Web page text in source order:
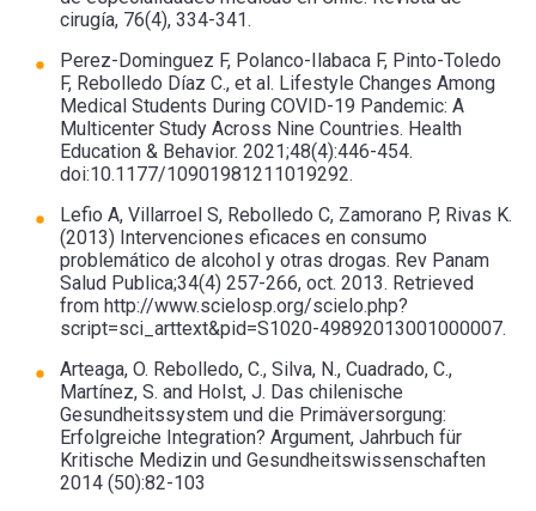
cirugía, 76(4), 334-341.
Perez-Dominguez F, Polanco-Ilabaca F, Pinto-Toledo
F, Rebolledo Díaz C., et al. Lifestyle Changes Among
Medical Students During COVID-19 Pandemic: A
Multicenter Study Across Nine Countries. Health
Education & Behavior. 2021;48(4):446-454.
doi:10.1177/10901981211019292.
Lefio A, Villarroel S, Rebolledo C, Zamorano P, Rivas K.
(2013) Intervenciones eficaces en consumo
problemático de alcohol y otras drogas. Rev Panam
Salud Publica;34(4) 257-266, oct. 2013. Retrieved
from http://www.scielosp.org/scielo.php?
script=sci_arttext&pid=S1020-49892013001000007.
Arteaga, O. Rebolledo, C., Silva, N., Cuadrado, C.,
Martínez, S. and Holst, J. Das chilenische
Gesundheitssystem und die Primäversorgung:
Erfolgreiche Integration? Argument, Jahrbuch für
Kritische Medizin und Gesundheitswissenschaften
2014 (50):82-103